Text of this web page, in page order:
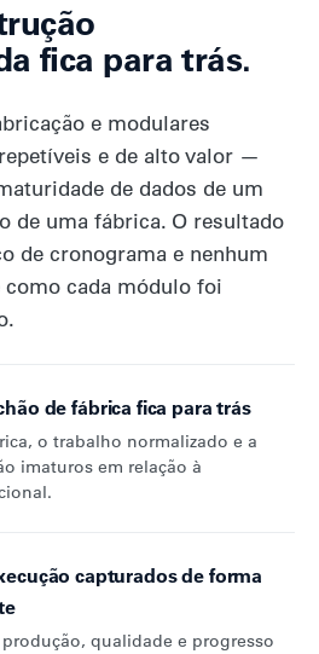
fica para trás.
e modulares
e de alto valor —
de dados de um
de uma fábrica. O resultado
de cronograma e nenhum
cada módulo foi
de fábrica fica para trás
o trabalho normalizado e a
imaturos em relação à
capturados de forma
qualidade e progresso